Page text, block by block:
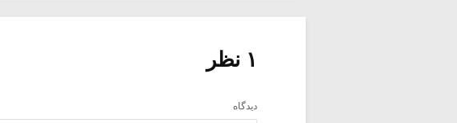
۱ نظر
دیدگاه